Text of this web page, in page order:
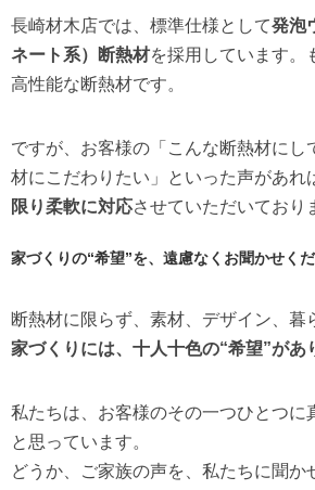
長崎材木店では、標準仕様として発泡
ネート系）断熱材を採用しています。
高性能な断熱材です。
ですが、お客様の「こんな断熱材にし
材にこだわりたい」といった声があれ
限り柔軟に対応させていただいており
家づくりの“希望”を、遠慮なくお聞かせく
断熱材に限らず、素材、デザイン、暮
家づくりには、十人十色の“希望”があ
私たちは、お客様のその一つひとつに
と思っています。
どうか、ご家族の声を、私たちに聞か